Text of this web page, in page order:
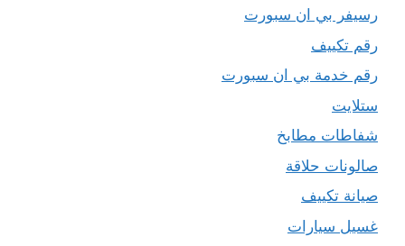
رسيفر بي ان سبورت
رقم تكييف
رقم خدمة بي ان سبورت
ستلايت
شفاطات مطابخ
صالونات حلاقة
صيانة تكييف
غسيل سيارات